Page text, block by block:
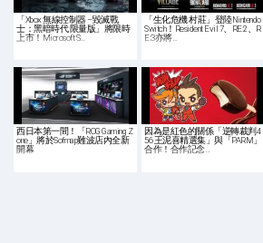
「Xbox 無線控制器 –毀滅戰
士：黑暗時代 限量版」將限時
上市！Microsoft S…
「生化危機 村莊」登陸Nintendo
Switch！Resident Evil 7、RE:2、R
E:3亦將…
西日本第一間！「ROG Gaming Z
one」將於Sofmap難波店內全新
開幕
因為是紅色的關係「逆轉裁判4
56 王泥喜精選集」與「PARM」
合作！合作記念…